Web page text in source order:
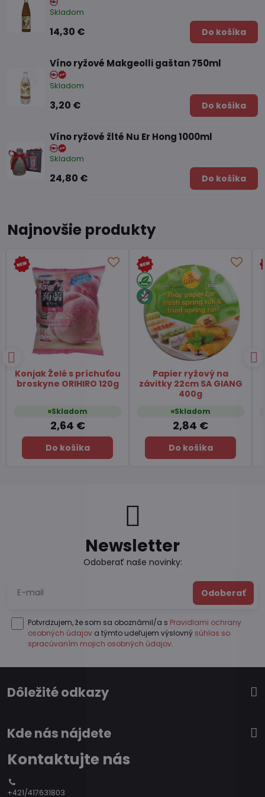
Skladom
14,30 € Do košíka
Víno ryžové Makgeolli gaštan 750ml
Skladom
3,20 € Do košíka
Víno ryžové žlté Nu Er Hong 1000ml
Skladom
24,80 € Do košíka
Najnovšie produkty
Čaj Matcha Yuzu
TSUBOICHI 5x10g
Skladom
7,45 €
Do košíka
Čaj zelený pražený
Hojicha latte TSUBOICHI
100g
Skladom
6,49 €
Do košíka
Newsletter
Odoberať naše novinky:
Odoberať
Potvrdzujem, že som sa oboznámil/a s Pravidlami ochrany
osobných údajov a týmto udeľujem výslovný súhlas so
spracúvaním mojich osobných údajov.
Dôležité odkazy
Kde nás nájdete
Kontaktujte nás
+421/417631803